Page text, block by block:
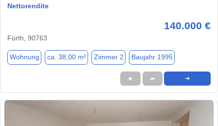
Nettorendite
140.000 €
Fürth, 90763
Wohnung ca. 38,00 m² Zimmer 2 Baujahr 1995
★ ➦ ➜